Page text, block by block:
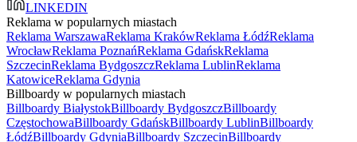
LINKEDIN
Reklama w popularnych miastach
Reklama WarszawaReklama KrakówReklama ŁódźReklama
WrocławReklama PoznańReklama GdańskReklama
SzczecinReklama BydgoszczReklama LublinReklama
KatowiceReklama Gdynia
Billboardy w popularnych miastach
Billboardy BiałystokBillboardy BydgoszczBillboardy
CzęstochowaBillboardy GdańskBillboardy LublinBillboardy
ŁódźBillboardy GdyniaBillboardy SzczecinBillboardy